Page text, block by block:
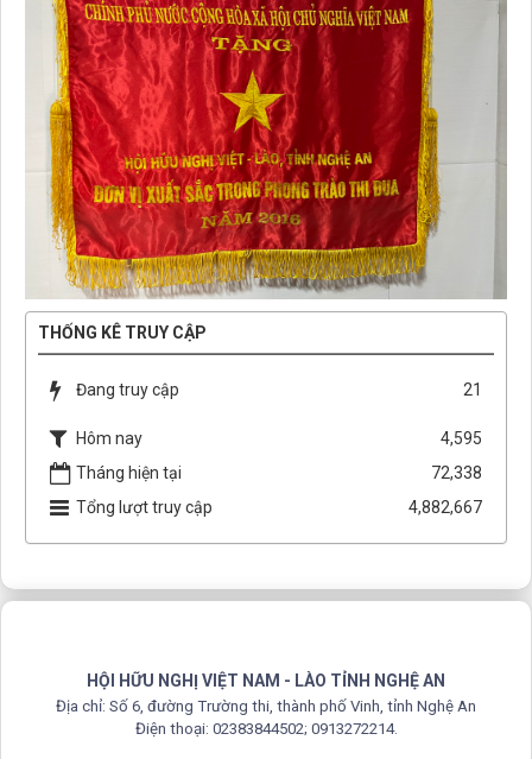
THỐNG KÊ TRUY CẬP
Đang truy cập 21
Hôm nay
4,595
Tháng hiện tại
72,338
Tổng lượt truy cập
4,882,667
HỘI HỮU NGHỊ VIỆT NAM - LÀO TỈNH NGHỆ AN
Địa chỉ: Số 6, đường Trường thi, thành phố Vinh, tỉnh Nghệ An
Điện thoại: 02383844502; 0913272214.